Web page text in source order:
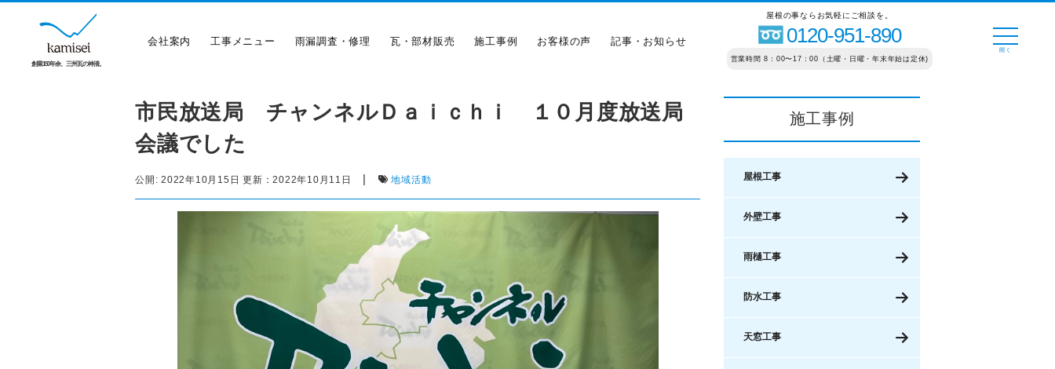
創業150年余、三州瓦の神清。
会社案内 工事メニュー 雨漏調査・修理 瓦・部材販売 施工事例 お客様の声 記事・お知らせ
屋根の事ならお気軽にご相談を。
0120-951-890
営業時間 8：00〜17：00（土曜・日曜・年末年始は定休)
市民放送局 チャンネルＤａｉｃｈｉ １０月度放送局
会議でした
公開: 2022年10月15日 更新：2022年10月11日 | 地域活動
施工事例
屋根工事
外壁工事
雨樋工事
防水工事
天窓工事